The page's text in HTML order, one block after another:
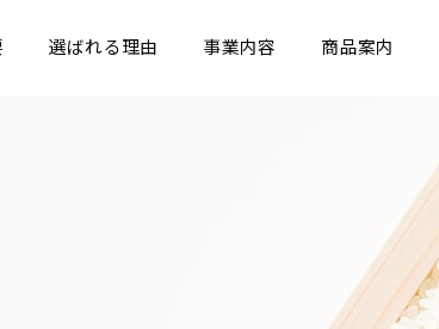
選ばれる理由 事業内容 商品案内